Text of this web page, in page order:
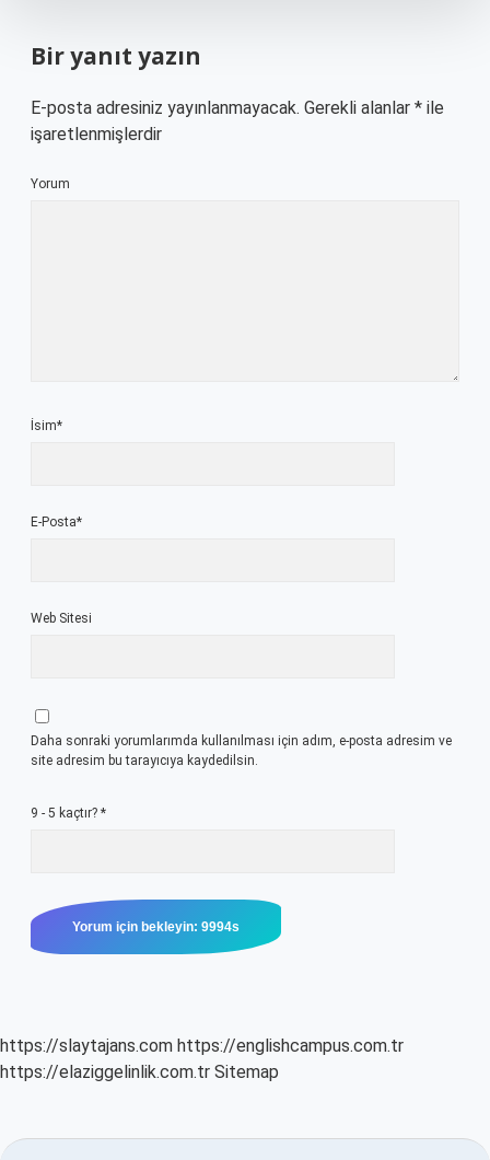
Bir yanıt yazın
E-posta adresiniz yayınlanmayacak. Gerekli alanlar * ile
işaretlenmişlerdir
Yorum
İsim*
E-Posta*
Web Sitesi
Daha sonraki yorumlarımda kullanılması için adım, e-posta adresim ve
site adresim bu tarayıcıya kaydedilsin.
9 - 5 kaçtır? *
https://slaytajans.com https://englishcampus.com.tr
https://elaziggelinlik.com.tr Sitemap